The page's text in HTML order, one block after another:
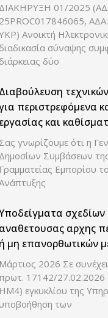
ΔΙΑΚΗΡΥΞΗ 01/2025
25PROC017846065,
Ανοικτή
διαδικασία σύναψης
διάρκειας δύο
Διαβούλευση
περιστρεφόμενα
εργασίας και
Σας γνωρίζουμε ότι η
Δημοσίων Συμβάσεων
Γραμματείας Εμπορίου
αναθετουσας αρχης
ή μη επανορθωτικών
οικονομικού φορέα
Μάρτιος 2026 Σε
17142/
ΗΜ4) εγκυκλίου της
των